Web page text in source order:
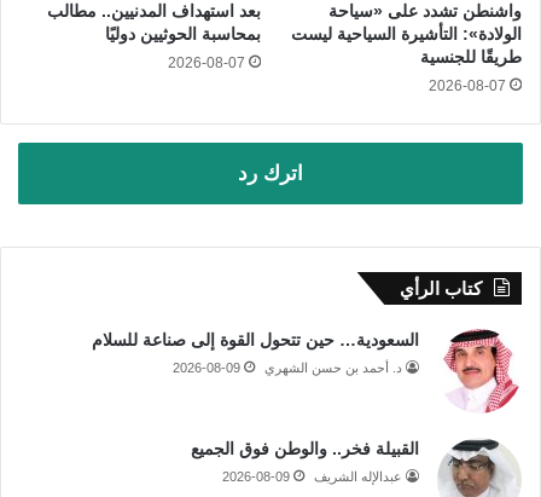
واشنطن تشدد على «سياحة
الولادة»: التأشيرة السياحية ليست
طريقًا للجنسية
2026-08-07
بعد استهداف المدنيين.. مطالب
بمحاسبة الحوثيين دوليًا
2026-08-07
اترك رد
كتاب الرأي
السعودية… حين تتحول القوة إلى صناعة للسلام
د. أحمد بن حسن الشهري 2026-08-09
القبيلة فخر.. والوطن فوق الجميع
عبدالإله الشريف 2026-08-09